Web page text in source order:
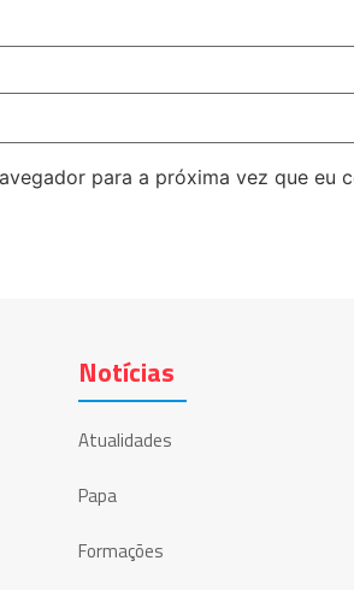
para a próxima vez que eu
Notícias
Atualidades
Papa
Formações